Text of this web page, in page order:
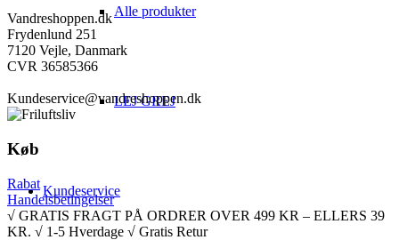
Alle produkter
LEJ GREJ
Kundeservice
Vandreshoppen.dk
Frydenlund 251
7120 Vejle, Danmark
CVR 36585366
Kundeservice@vandreshoppen.dk
Køb
Rabat
Handelsbetingelser
√ GRATIS FRAGT PÅ ORDRER OVER 499 KR – ELLERS 39
KR. √ 1-5 Hverdage √ Gratis Retur